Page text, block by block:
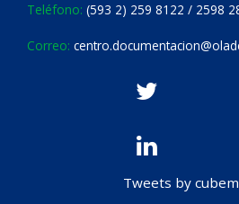
Teléfono: (593 2) 259 8122 / 2598
Correo:
Tweets by